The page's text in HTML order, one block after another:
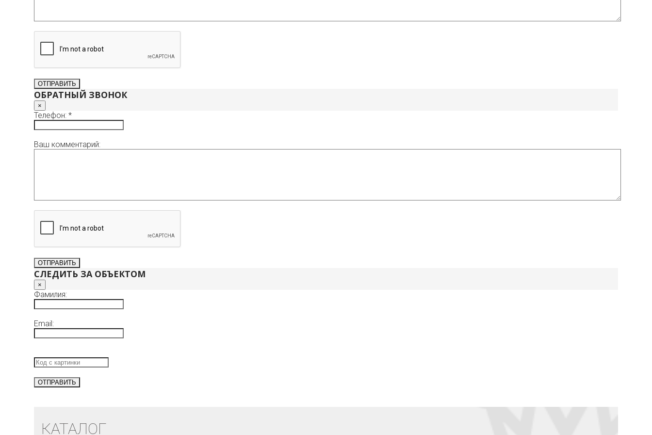
ОБРАТНЫЙ ЗВОНОК
×
Телефон: *
Ваш комментарий:
СЛЕДИТЬ ЗА ОБЪЕКТОМ
×
Фамилия:
Email:
КАТАЛОГ